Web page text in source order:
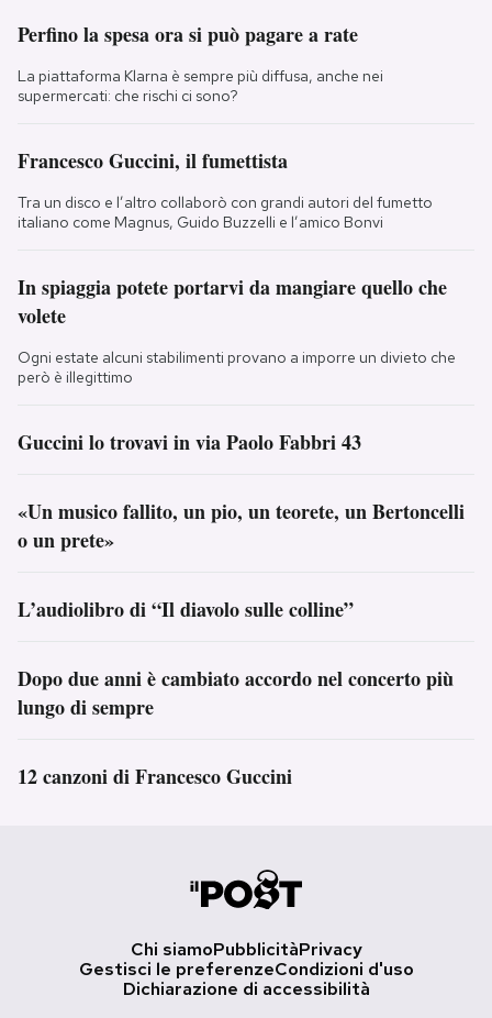
Perfino la spesa ora si può pagare a rate
La piattaforma Klarna è sempre più diffusa, anche nei
supermercati: che rischi ci sono?
Francesco Guccini, il fumettista
Tra un disco e l’altro collaborò con grandi autori del fumetto
italiano come Magnus, Guido Buzzelli e l’amico Bonvi
In spiaggia potete portarvi da mangiare quello che
volete
Ogni estate alcuni stabilimenti provano a imporre un divieto che
però è illegittimo
Guccini lo trovavi in via Paolo Fabbri 43
«Un musico fallito, un pio, un teorete, un Bertoncelli
o un prete»
L’audiolibro di “Il diavolo sulle colline”
Dopo due anni è cambiato accordo nel concerto più
lungo di sempre
12 canzoni di Francesco Guccini
Chi siamoPubblicitàPrivacy
Gestisci le preferenzeCondizioni d'uso
Dichiarazione di accessibilità